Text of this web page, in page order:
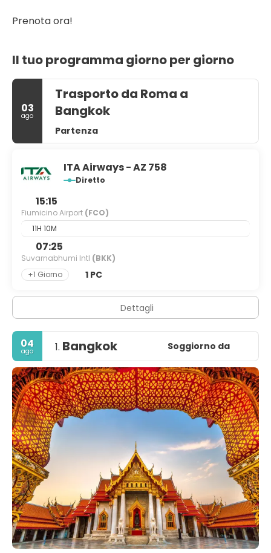
Prenota ora!
Il tuo programma giorno per giorno
03
ago
Trasporto da Roma a
Bangkok
Partenza
ITA Airways - AZ 758
Diretto
15:15
Fiumicino Airport (FCO)
11H 10M
07:25
Suvarnabhumi Intl (BKK)
+1 Giorno
1 PC
Dettagli
04
ago 1. Bangkok Soggiorno da